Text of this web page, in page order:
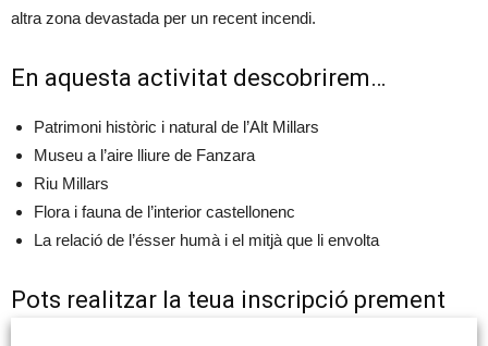
altra zona devastada per un recent incendi.
En aquesta activitat descobrirem…
Patrimoni històric i natural de l’Alt Millars
Museu a l’aire lliure de Fanzara
Riu Millars
Flora i fauna de l’interior castellonenc
La relació de l’ésser humà i el mitjà que li envolta
Pots realitzar la teua inscripció prement